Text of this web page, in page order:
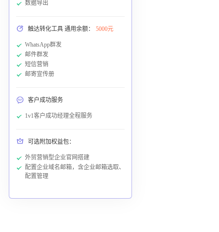
数据导出
触达转化工具 通用余额： 5000元
WhatsApp群发
邮件群发
短信营销
邮寄宣传册
客户成功服务
1v1客户成功经理全程服务
可选附加权益包：
外贸营销型企业官网搭建
配置企业域名邮箱，含企业邮箱选取、
配置管理